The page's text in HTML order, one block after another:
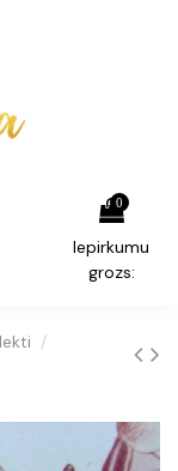
0
Iepirkumu
grozs: